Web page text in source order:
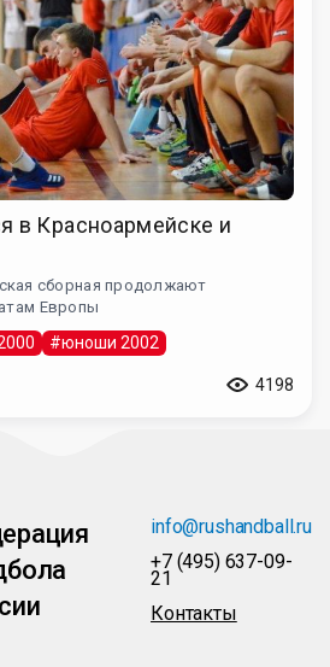
в Красноармейске и
сборная продолжают
Европы
#юноши 2002
4198
info@rushandball.ru
+7 (495) 637-09-
21
Контакты